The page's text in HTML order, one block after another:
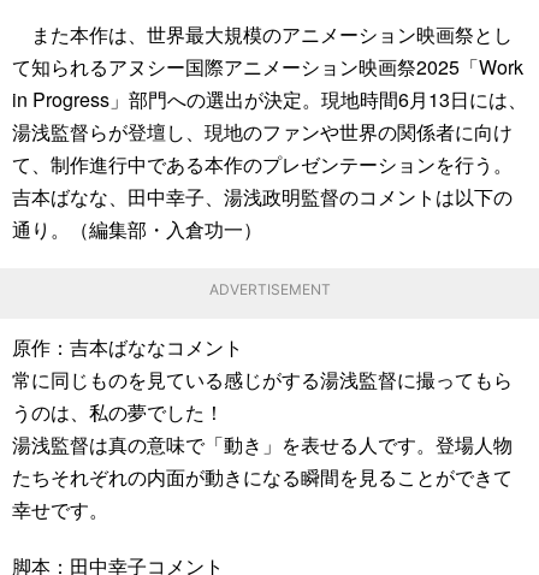
また本作は、世界最大規模のアニメーション映画祭とし
て知られるアヌシー国際アニメーション映画祭2025「Work
in Progress」部門への選出が決定。現地時間6月13日には、
湯浅監督らが登壇し、現地のファンや世界の関係者に向け
て、制作進行中である本作のプレゼンテーションを行う。
吉本ばなな、田中幸子、湯浅政明監督のコメントは以下の
通り。（編集部・入倉功一）
ADVERTISEMENT
原作：吉本ばななコメント
常に同じものを見ている感じがする湯浅監督に撮ってもら
うのは、私の夢でした！
湯浅監督は真の意味で「動き」を表せる人です。登場人物
たちそれぞれの内面が動きになる瞬間を見ることができて
幸せです。
脚本：田中幸子コメント